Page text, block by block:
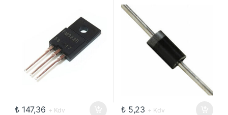
₺147,36 + Kdv ₺5,23 + Kdv